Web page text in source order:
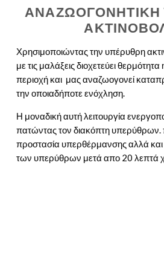
Χρησιμοποιώντας την υπέρυθρη
με τις μαλάξεις διοχετεύει
περιοχή και μας αναζωογονεί
την οποιαδήποτε ενόχληση.
Η μοναδική αυτή λειτουργία
πατώντας τον διακόπτη
προστασία υπερθέρμανσης αλλά
των υπερύθρων μετά απο 20 λεπτά